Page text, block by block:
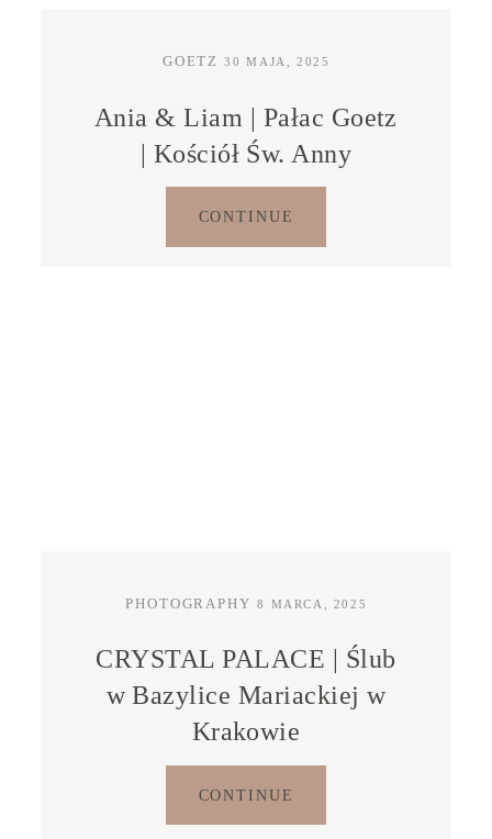
GOETZ 30 MAJA, 2025
Ania & Liam | Pałac Goetz
| Kościół Św. Anny
CONTINUE
PHOTOGRAPHY 8 MARCA, 2025
CRYSTAL PALACE | Ślub
w Bazylice Mariackiej w
Krakowie
CONTINUE